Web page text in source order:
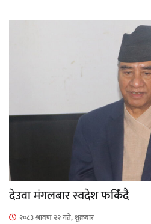
देउवा मंगलबार स्वदेश फर्किंदै
२०८३ श्रावण २२ गते, शुक्रबार